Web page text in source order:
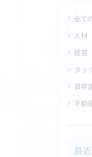
全て
人材
経営
タッ
資産
不動
最